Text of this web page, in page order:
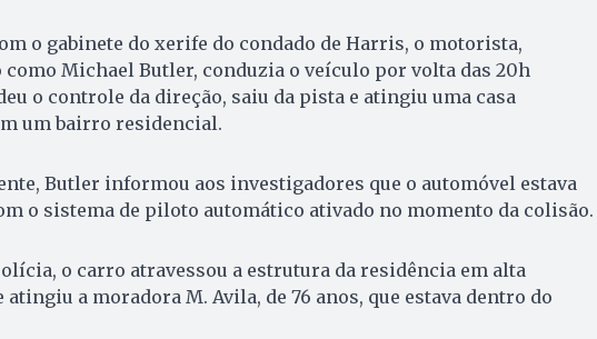
o gabinete do xerife do condado de Harris, o motorista,
Michael Butler, conduzia o veículo por volta das 20h
o controle da direção, saiu da pista e atingiu uma casa
um bairro residencial.
Butler informou aos investigadores que o automóvel estava
o sistema de piloto automático ativado no momento da colisão.
o carro atravessou a estrutura da residência em alta
atingiu a moradora M. Avila, de 76 anos, que estava dentro do